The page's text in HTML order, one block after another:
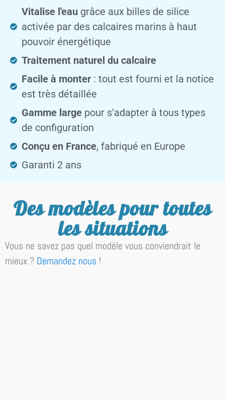
Vitalise l'eaugrâce aux billes de silice
activée par des calcaires marins à haut
pouvoir énergétique
Traitement naturel du calcaire
Facile à monter: tout est fourni et la notice
est très détaillée
Gamme largepour s'adapter à tous types
de configuration
Conçu en France, fabriqué en Europe
Garanti 2 ans
Des modèles pour toutes
les situations
Vous ne savez pas quel modèle vous conviendrait le
mieux ? Demandez nous !